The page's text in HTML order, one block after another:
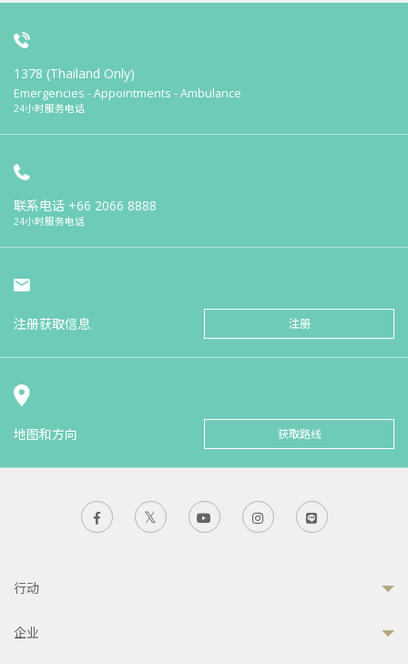
1378 (Thailand Only)
Emergencies - Appointments - Ambulance
24小时服务电话
联系电话 +66 2066 8888
24小时服务电话
注册获取信息 注册
地图和方向 获取路线
行动
企业